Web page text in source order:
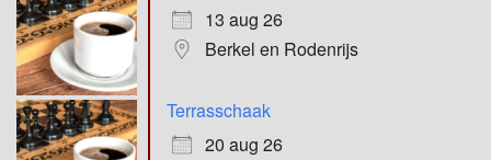
13 aug 26
Berkel en Rodenrijs
Terrasschaak
20 aug 26